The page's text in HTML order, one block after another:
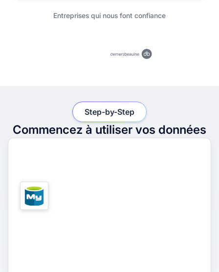
Entreprises qui nous font confiance
Commencez à utiliser vos données
Step-by-Step